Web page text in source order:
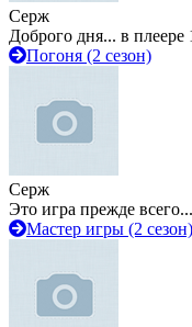
Серж
Доброго дня... в плеере
Погоня (2 сезон)
Серж
Это игра прежде
Мастер игры (2 сезон)